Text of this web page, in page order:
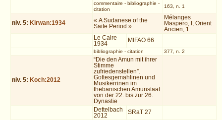
commentaire - bibliographie -
citation
163, n. 1
niv. 5: Kirwan:1934
« A Sudanese of the
Saite Period »
Mélanges
Maspero, I, Orient
Ancien, 1
Le Caire
1934
MIFAO 66
bibliographie - citation 377, n. 2
niv. 5: Koch:2012
“Die den Amun mit ihrer
Stimme
zufriedenstellen”.
Gottesgemahlinen und
Musikerrinen im
thebanischen Amunstaat
von der 22. bis zur 26.
Dynastie
Dettelbach
2012
SRaT 27